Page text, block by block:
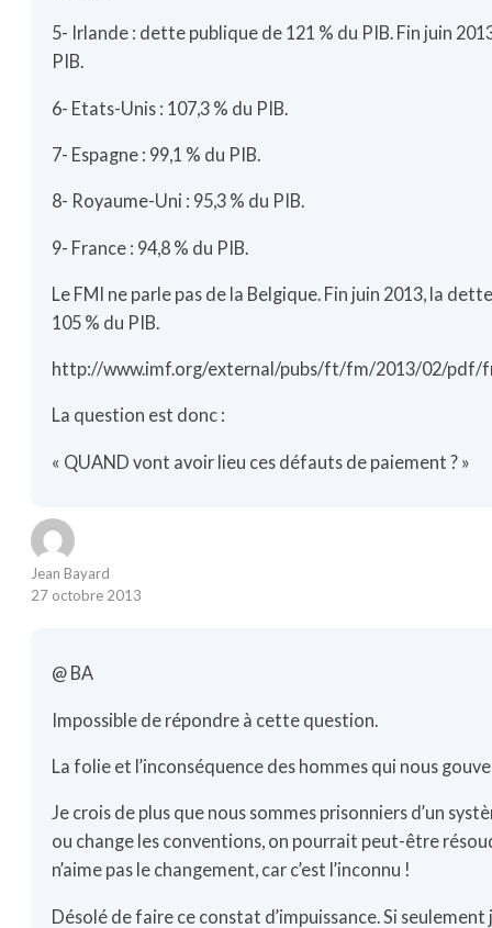
5- Irlande : dette publique de 121 % du PIB. Fin juin
PIB.
6- Etats-Unis : 107,3 % du PIB.
7- Espagne : 99,1 % du PIB.
8- Royaume-Uni : 95,3 % du PIB.
9- France : 94,8 % du PIB.
Le FMI ne parle pas de la Belgique. Fin juin 2013, la
105 % du PIB.
http://www.imf.org/external/pubs/ft/fm/2013/02/pdf/
La question est donc :
« QUAND vont avoir lieu ces défauts de paiement ? »
Jean Bayard
27 octobre 2013
@ BA
Impossible de répondre à cette question.
La folie et l’inconséquence des hommes qui nous
Je crois de plus que nous sommes prisonniers d’un
ou change les conventions, on pourrait peut-être
n’aime pas le changement, car c’est l’inconnu !
Désolé de faire ce constat d’impuissance. Si